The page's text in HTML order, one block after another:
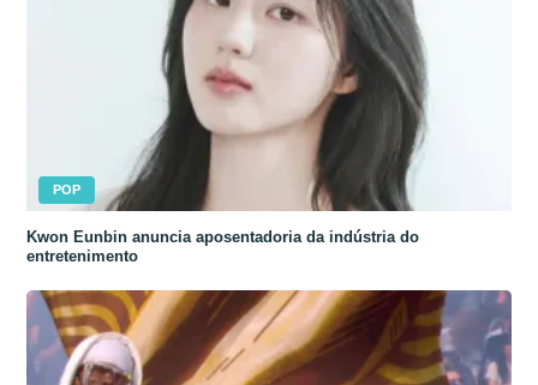
POP
Kwon Eunbin anuncia aposentadoria da indústria do
entretenimento